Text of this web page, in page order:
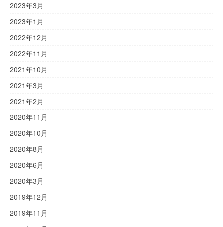
2023年3月
2023年1月
2022年12月
2022年11月
2021年10月
2021年3月
2021年2月
2020年11月
2020年10月
2020年8月
2020年6月
2020年3月
2019年12月
2019年11月